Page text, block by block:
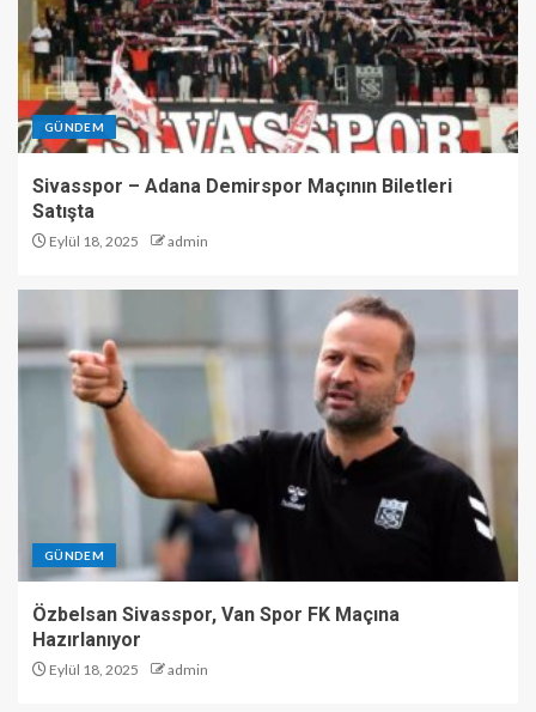
GÜNDEM
Sivasspor – Adana Demirspor Maçının Biletleri
Satışta
Eylül 18, 2025 admin
GÜNDEM
Özbelsan Sivasspor, Van Spor FK Maçına
Hazırlanıyor
Eylül 18, 2025 admin